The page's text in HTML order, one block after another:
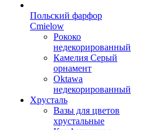
Польский фарфор
Сmielow
Рококо
недекорированный
Камелия Серый
орнамент
Oktawa
недекорированный
Хрусталь
Вазы для цветов
хрустальные